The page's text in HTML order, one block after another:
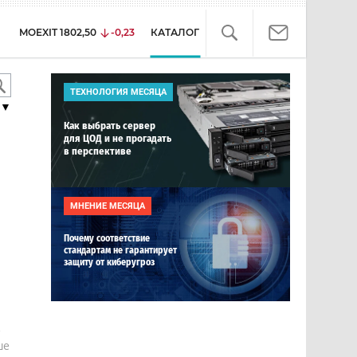
MOEXIT 1802,50 -0,23 КАТАЛОГ
ТЕХНОЛОГИЯ МЕСЯЦА
Как выбрать сервер
для ЦОД и не прогадать
в перспективе
МНЕНИЕ МЕСЯЦА
Почему соответствие
стандартам не гарантирует
защиту от киберугроз